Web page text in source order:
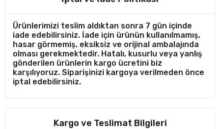
Ürünlerimizi teslim aldıktan sonra 7 gün içinde
iade edebilirsiniz. İade için ürünün kullanılmamış,
hasar görmemiş, eksiksiz ve orijinal ambalajında
olması gerekmektedir. Hatalı, kusurlu veya yanlış
gönderilen ürünlerin kargo ücretini biz
karşılıyoruz. Siparişinizi kargoya verilmeden önce
iptal edebilirsiniz.
Kargo ve Teslimat Bilgileri